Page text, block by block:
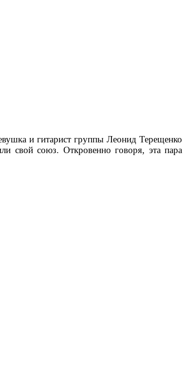
и гитарист группы Леонид Терещенко
свой союз. Откровенно говоря, эта пара